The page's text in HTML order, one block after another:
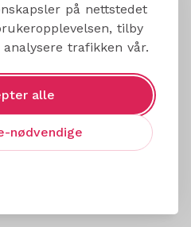
på nettstedet
tilby
trafikken vår.
alle
nødvendige